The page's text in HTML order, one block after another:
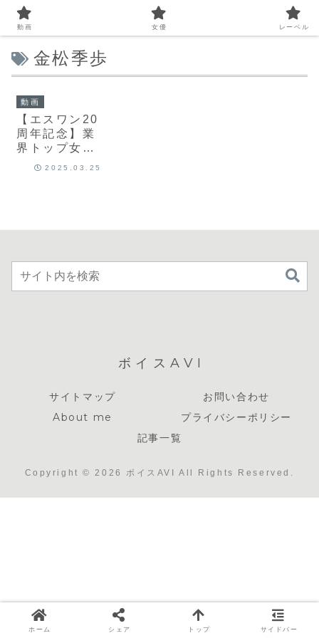
金松季歩
動画
【エスワン20
周年記念】業
界トップ女優
9名が集う一
STYLE
2025.03.25
ボイスAVI
サイトマップ
お問い合わせ
About me
プライバシーポリシー
記事一覧
Copyright © 2026 ボイスAVI All Rights Reserved.
動画 女優 レーベル
ホーム シェア トップ サイドバー